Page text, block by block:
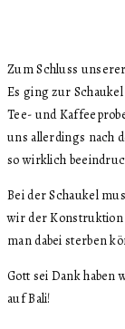
Zum Schluss
Es ging zur
Tee- und
uns allerdings nach
so wirklich
Bei der Schaukel
wir der Konstruktion
man dabei sterben
Gott sei Dank haben
auf Bali!